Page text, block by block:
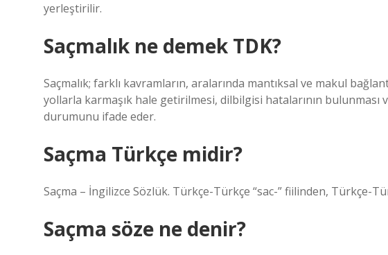
yerleştirilir.
Saçmalık ne demek TDK?
Saçmalık; farklı kavramların, aralarında mantıksal ve makul
yollarla karmaşık hale getirilmesi, dilbilgisi hatalarının bulunması
durumunu ifade eder.
Saçma Türkçe midir?
Saçma – İngilizce Sözlük. Türkçe-Türkçe “sac-” fiilinden, Türkçe-
Saçma söze ne denir?